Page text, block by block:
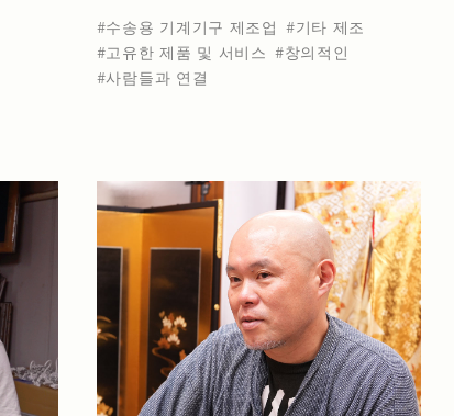
수송용 기계기구 제조업
기타 제조
고유한 제품 및 서비스
창의적인
사람들과 연결